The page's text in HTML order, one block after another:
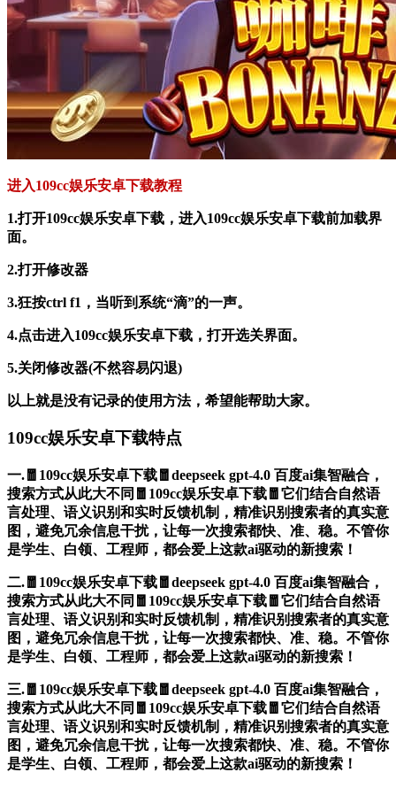
进入109cc娱乐安卓下载教程
1.打开109cc娱乐安卓下载，进入109cc娱乐安卓下载前加载界
面。
2.打开修改器
3.狂按ctrl f1，当听到系统“滴”的一声。
4.点击进入109cc娱乐安卓下载，打开选关界面。
5.关闭修改器(不然容易闪退)
以上就是没有记录的使用方法，希望能帮助大家。
109cc娱乐安卓下载特点
一.🧧109cc娱乐安卓下载🧧deepseek gpt-4.0 百度ai集智融合，
搜索方式从此大不同🧧109cc娱乐安卓下载🧧它们结合自然语
言处理、语义识别和实时反馈机制，精准识别搜索者的真实意
图，避免冗余信息干扰，让每一次搜索都快、准、稳。不管你
是学生、白领、工程师，都会爱上这款ai驱动的新搜索！
二.🧧109cc娱乐安卓下载🧧deepseek gpt-4.0 百度ai集智融合，
搜索方式从此大不同🧧109cc娱乐安卓下载🧧它们结合自然语
言处理、语义识别和实时反馈机制，精准识别搜索者的真实意
图，避免冗余信息干扰，让每一次搜索都快、准、稳。不管你
是学生、白领、工程师，都会爱上这款ai驱动的新搜索！
三.🧧109cc娱乐安卓下载🧧deepseek gpt-4.0 百度ai集智融合，
搜索方式从此大不同🧧109cc娱乐安卓下载🧧它们结合自然语
言处理、语义识别和实时反馈机制，精准识别搜索者的真实意
图，避免冗余信息干扰，让每一次搜索都快、准、稳。不管你
是学生、白领、工程师，都会爱上这款ai驱动的新搜索！